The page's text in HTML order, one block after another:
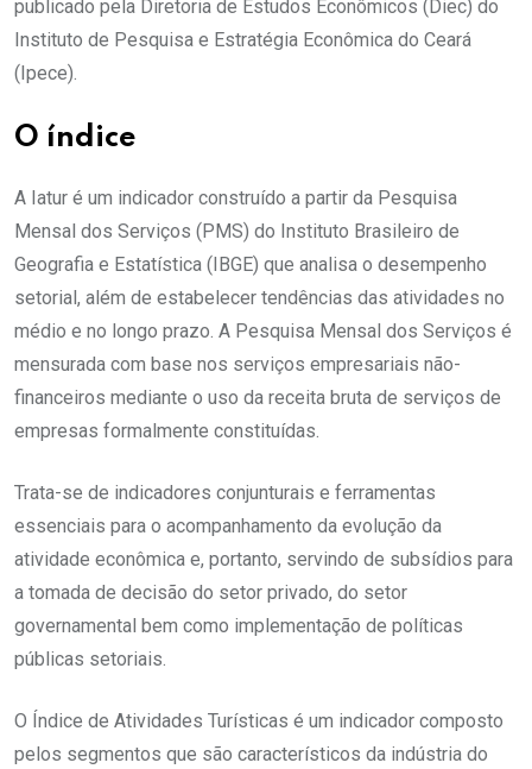
publicado pela Diretoria de Estudos Econômicos (Diec) do
Instituto de Pesquisa e Estratégia Econômica do Ceará
(Ipece).
O índice
A Iatur é um indicador construído a partir da Pesquisa
Mensal dos Serviços (PMS) do Instituto Brasileiro de
Geografia e Estatística (IBGE) que analisa o desempenho
setorial, além de estabelecer tendências das atividades no
médio e no longo prazo. A Pesquisa Mensal dos Serviços é
mensurada com base nos serviços empresariais não-
financeiros mediante o uso da receita bruta de serviços de
empresas formalmente constituídas.
Trata-se de indicadores conjunturais e ferramentas
essenciais para o acompanhamento da evolução da
atividade econômica e, portanto, servindo de subsídios para
a tomada de decisão do setor privado, do setor
governamental bem como implementação de políticas
públicas setoriais.
O Índice de Atividades Turísticas é um indicador composto
pelos segmentos que são característicos da indústria do